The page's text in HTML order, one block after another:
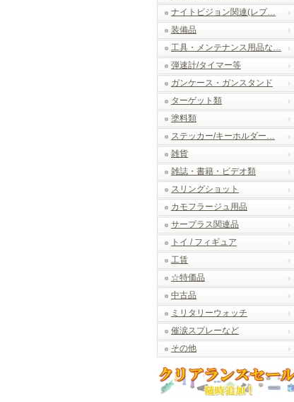
ナイトビジョン関連(レプ…
装備品
工具・メンテナンス用品な…
弾速計/タイマー等
ガンケース・ガンスタンド
ターゲット類
塗料類
ステッカー/キーホルダー…
雑貨
雑誌・書籍・ビデオ類
スリングショット
カモフラージュ用品
サープラス関連品
トイ / フィギュア
工賃
☆特価品
中古品
ミリタリーウォッチ
催涙スプレーなど
その他